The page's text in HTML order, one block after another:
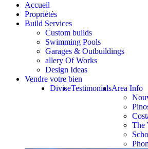
Accueil
Propriétés
Build Services
Custom builds
Swimming Pools
Garages & Outbuildings
allery Of Works
Design Ideas
Vendre votre bien
Area Info
The
Testimonials
Divise